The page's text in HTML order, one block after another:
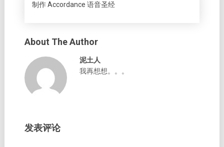
制作 Accordance 语音圣经
About The Author
泥土人
我再想想。。。
发表评论